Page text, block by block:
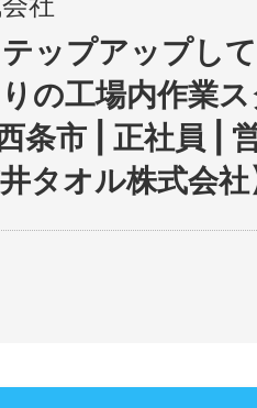
ップアップし
の工場内作業
条市 | 正社員 |
タオル株式会社